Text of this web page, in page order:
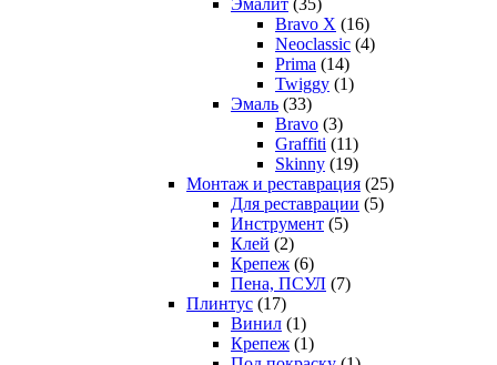
Bravo X (16)
Neoclassic (4)
Prima (14)
Twiggy (1)
Эмаль (33)
Bravo (3)
Graffiti (11)
Skinny (19)
Монтаж и реставрация (25)
Для реставрации (5)
Инструмент (5)
Клей (2)
Крепеж (6)
Пена, ПСУЛ (7)
Плинтус (17)
Винил (1)
Крепеж (1)